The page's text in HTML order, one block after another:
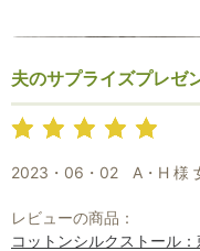
夫のサプライズプレゼ
2023・06・02 A・H 様
レビューの商品：
コットンシルクストール